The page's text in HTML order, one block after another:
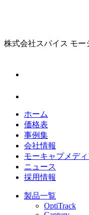
株式会社スパイス モー
ホーム
価格表
事例集
会社情報
モーキャプメデ
ニュース
採用情報
製品一覧
OptiTrack